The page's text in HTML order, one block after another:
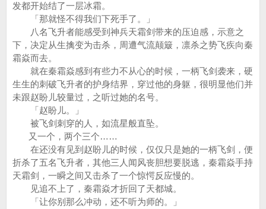
发都开始结了一层冰霜。
「那就怪不得我们下死手了。」
八名飞升者能感受到神兵天霜剑带来的压迫感，示意之
下，决定从生擒变为击杀，周遭气流颠簸，凛杀之势飞疾向秦
霜焱而去。
就在秦霜焱感到有些力不从心的时候，一柄飞剑袭来，硬
生生的刺破飞升者的护身结界，穿过他的身躯，很明显他们并
未跟赵盼儿较量过，之听过她的名号。
「赵盼儿。」
被飞剑刺穿的人，如流星般直坠。
又一个，两个三个……
在还没有见到赵盼儿的时候，仅仅只是她的一柄飞剑，便
折杀了五名飞升者，其他三人闻风丧胆想要脱逃，秦霜焱手持
天霜剑，一瞬之间又击杀了一个惊愕反应慢的。
见追不上了，秦霜焱才折回了天都城。
「让你别那么冲动，还不听为师的。」